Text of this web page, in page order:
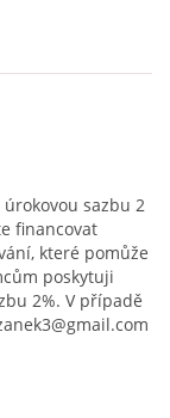
sazbu 2
financovat
které pomůže
poskytuji
2%. V případě